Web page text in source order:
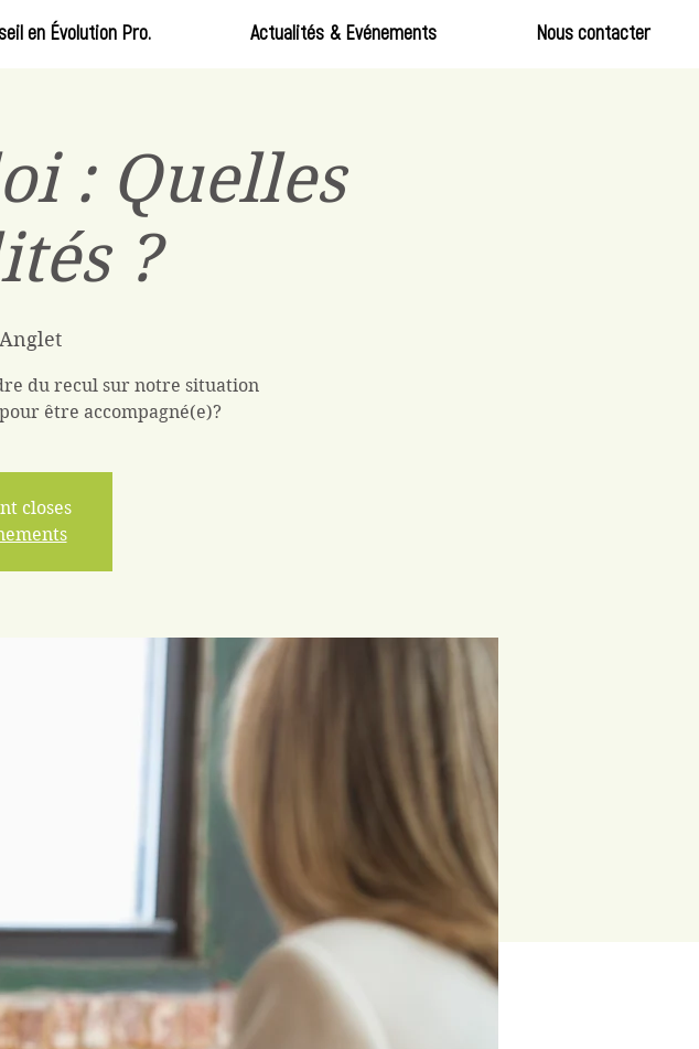
en Évolution Pro. Actualités & Evénements Nous contacter
: Quelles
?
Anglet
du recul sur notre situation
être accompagné(e)?
closes